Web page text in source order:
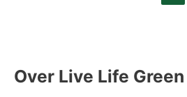
Over Live Life Green